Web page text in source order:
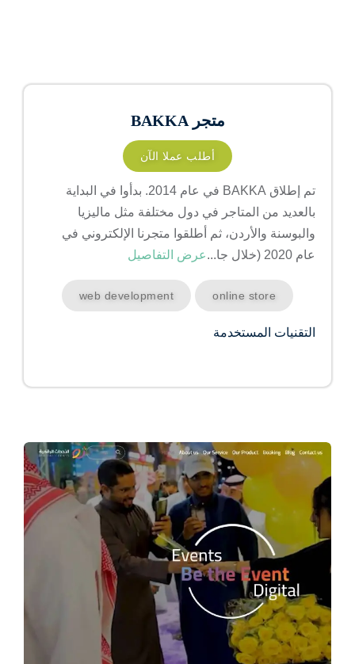
متجر BAKKA
أطلب عملا الآن
تم إطلاق BAKKA في عام 2014. بدأوا في البداية
بالعديد من المتاجر في دول مختلفة مثل ماليزيا
والبوسنة والأردن، ثم أطلقوا متجرنا الإلكتروني في
عام 2020 (خلال جا...
عرض التفاصيل
online store
web development
التقنيات المستخدمة